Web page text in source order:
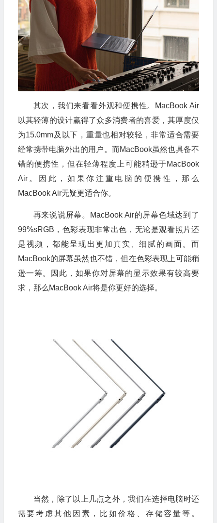
其次，我们来看看外观和便携性。MacBook Air
以其轻薄的设计赢得了众多消费者的喜爱，其厚度仅
为15.0mm及以下，重量也相对较轻，非常适合需要
经常携带电脑外出的用户。而MacBook虽然也具备不
错的便携性，但在轻薄程度上可能稍逊于MacBook
Air。因此，如果你注重电脑的便携性，那么
MacBook Air无疑更适合你。
再来说说屏幕。MacBook Air的屏幕色域达到了
99%sRGB，色彩表现非常出色，无论是观看照片还
是视频，都能呈现出更加真实、细腻的画面。而
MacBook的屏幕虽然也不错，但在色彩表现上可能稍
逊一筹。因此，如果你对屏幕的显示效果有较高要
求，那么MacBook Air将是你更好的选择。
当然，除了以上几点之外，我们在选择电脑时还
需要考虑其他因素，比如价格、存储容量等。